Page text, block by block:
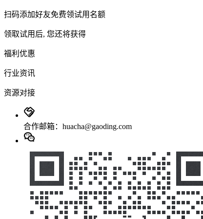
扫码添加好友免费领试用名额
领取试用后, 您还将获得
福利优惠
行业资讯
资源对接
合作邮箱：huacha@gaoding.com